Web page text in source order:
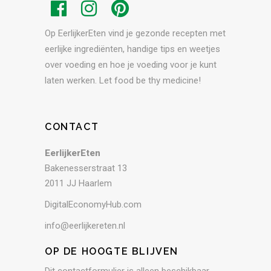
Op EerlijkerEten vind je gezonde recepten met
eerlijke ingrediënten, handige tips en weetjes
over voeding en hoe je voeding voor je kunt
laten werken. Let food be thy medicine!
CONTACT
EerlijkerEten
Bakenesserstraat 13
2011 JJ Haarlem
DigitalEconomyHub.com
info@eerlijkereten.nl
OP DE HOOGTE BLIJVEN